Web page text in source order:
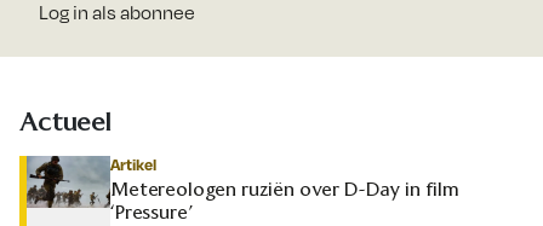
Log in als abonnee
Actueel
Artikel
Metereologen ruziën over D-Day in film
‘Pressure’